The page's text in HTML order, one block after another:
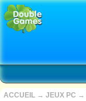
ACCUEIL → JEUX PC →